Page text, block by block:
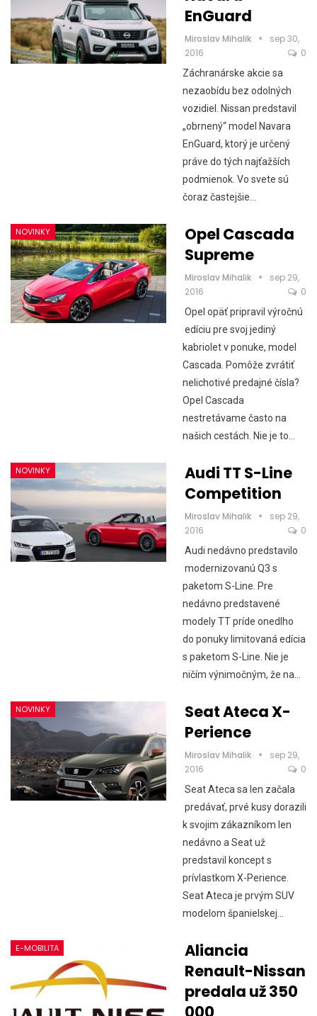
EnGuard
Miroslav Mihalik
sep 30,
2016
0
Záchranárske akcie sa
nezaobídu bez odolných
vozidiel. Nissan predstavil
„obrnený“ model Navara
EnGuard, ktorý je určený
práve do tých najťažších
podmienok. Vo svete sú
čoraz častejšie…
NOVINKY
Opel Cascada
Supreme
Miroslav Mihalik
sep 29,
2016
0
Opel opäť pripravil výročnú
edíciu pre svoj jediný
kabriolet v ponuke, model
Cascada. Pomôže zvrátiť
nelichotivé predajné čísla?
Opel Cascada
nestretávame často na
našich cestách. Nie je to…
NOVINKY
Audi TT S-Line
Competition
Miroslav Mihalik
sep 29,
2016
0
Audi nedávno predstavilo
modernizovanú Q3 s
paketom S-Line. Pre
nedávno predstavené
modely TT príde onedlho
do ponuky limitovaná edícia
s paketom S-Line. Nie je
ničím výnimočným, že na…
NOVINKY
Seat Ateca X-
Perience
Miroslav Mihalik
sep 29,
2016
0
Seat Ateca sa len začala
predávať, prvé kusy dorazili
k svojim zákazníkom len
nedávno a Seat už
predstavil koncept s
prívlastkom X-Perience.
Seat Ateca je prvým SUV
modelom španielskej…
E-MOBILITA
Aliancia
Renault-Nissan
predala už 350
000